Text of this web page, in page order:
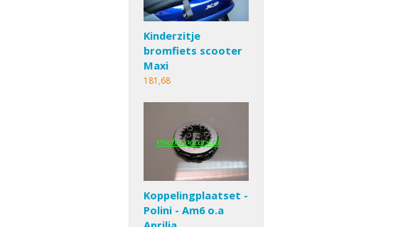
Kinderzitje
bromfiets scooter
Maxi
181,68
Koppelingplaatset -
Polini - Am6 o.a